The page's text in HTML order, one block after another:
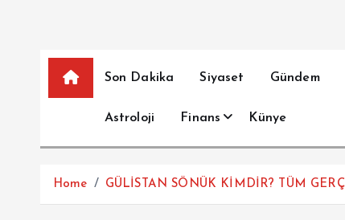
Son Dakika Siyaset Gündem
Astroloji Finans Künye
Home GÜLİSTAN SÖNÜK KİMDİR? TÜM